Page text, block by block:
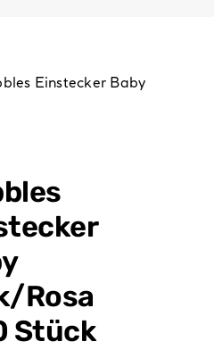
Einstecker Baby
Rosa
Stück